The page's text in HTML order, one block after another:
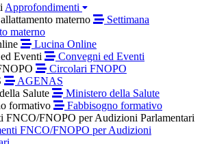
Approfondimenti
materno
Settimana
materno
Lucina Online
Eventi
Convegni ed Eventi
Circolari FNOPO
AGENAS
Salute
Ministero della Salute
formativo
Fabbisogno formativo
FNCO/FNOPO per Audizioni Parlamentari
FNCO/FNOPO per Audizioni